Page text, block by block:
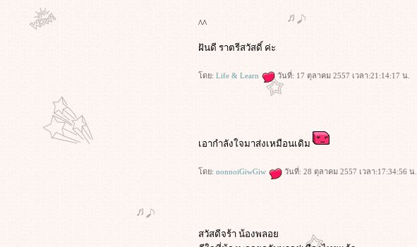
^^
ฝันดี ราตรีสวัสดิ์ ค่ะ
ดย: Life & Learn วันที่: 17 ตุลาคม 2557 เวลา:21:14:17 น.
เอากำลังใจมาส่งเหมือนเดิม
ดย: nonnoiGiwGiw วันที่: 28 ตุลาคม 2557 เวลา:17:34:56 น.
สวัสดีจร้า น้องพลอ